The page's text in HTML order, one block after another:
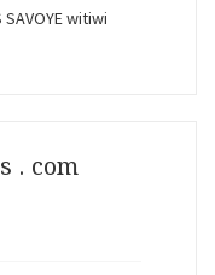
SAVOYE witiwi
. com